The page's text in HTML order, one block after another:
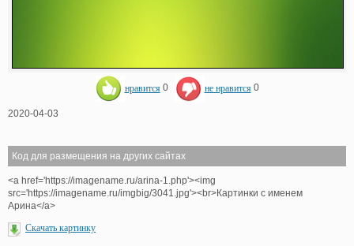
нравится 0 не нравится 0
2020-04-03
Код для размещения на других сайтах
<a href='https://imagename.ru/arina-1.php'><img
src='https://imagename.ru/imgbig/3041.jpg'><br>Картинки с именем
Арина</a>
Скачать картинку